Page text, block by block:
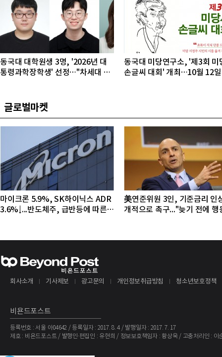
동국대 대학원생 3명, '2026년 대
통령과학장학생' 선정…"차세대 연
동국대 미당연구소, '제3회 미
손글씨 대회' 개최…10월 12
글로벌마켓
마이크론 5.9%, SK하이닉스 ADR
3.6%↓...반도체주, 급반등에 따른
美연준위원 3인, 기준금리 인
개적으로 촉구..."늦기 전에 행
회사소개 기사제보 광고문의 개인정보취급방침 청소년보호정책
비욘드포스트
등록번호 : 서울 아04642 / 등록일자 : 2017. 8. 4 / 발행일자 : 2017. 7. 17
제호 : 비욘드포스트 / 발행인·편집인 : 유현희 / 정보보호책임자 : 황상욱 / 고충처리인 : 이